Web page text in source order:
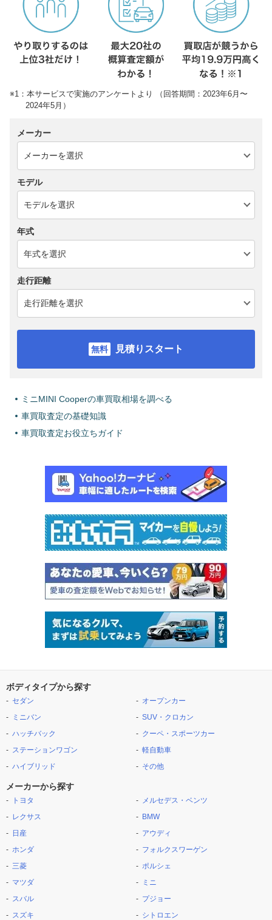
※1：本サービスで実施のアンケートより （回答期間：2023年6月〜
2024年5月）
メーカー
モデル
年式
走行距離
見積りスタート
ミニMINI Cooperの車買取相場を調べる
車買取査定の基礎知識
車買取査定お役立ちガイド
ボディタイプから探す
セダン
ミニバン
ハッチバック
ステーションワゴン
ハイブリッド
オープンカー
SUV・クロカン
クーペ・スポーツカー
軽自動車
その他
メーカーから探す
トヨタ
レクサス
日産
ホンダ
三菱
マツダ
スバル
スズキ
メルセデス・ベンツ
BMW
アウディ
フォルクスワーゲン
ポルシェ
ミニ
プジョー
シトロエン